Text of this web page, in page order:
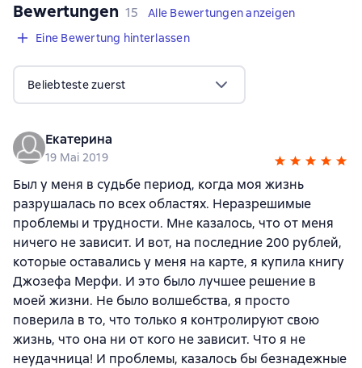
Bewertungen 15 Bewertungen
15
Alle Bewertungen anzeigen
Eine Bewertung hinterlassen
Beliebteste zuerst
Екатерина
19 Mai 2019
Был у меня в судьбе период, когда моя жизнь
разрушалась по всех областях. Неразрешимые
проблемы и трудности. Мне казалось, что от меня
ничего не зависит. И вот, на последние 200 рублей,
которые оставались у меня на карте, я купила книгу
Джозефа Мерфи. И это было лучшее решение в
моей жизни. Не было волшебства, я просто
поверила в то, что только я контролируют свою
жизнь, что она ни от кого не зависит. Что я не
неудачница! И проблемы, казалось бы безнадежные